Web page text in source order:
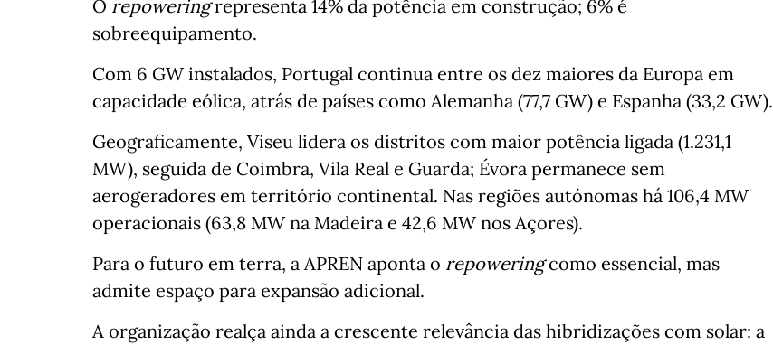
O repoweringrepresenta 14% da potência em construção; 6% é
sobreequipamento.
Com 6 GW instalados, Portugal continua entre os dez maiores da Europa em
capacidade eólica, atrás de países como Alemanha (77,7 GW) e Espanha (33,2 GW).
Geograficamente, Viseu lidera os distritos com maior potência ligada (1.231,1
MW), seguida de Coimbra, Vila Real e Guarda; Évora permanece sem
aerogeradores em território continental. Nas regiões autónomas há 106,4 MW
operacionais (63,8 MW na Madeira e 42,6 MW nos Açores).
Para o futuro em terra, a APREN aponta o repoweringcomo essencial, mas
admite espaço para expansão adicional.
A organização realça ainda a crescente relevância das hibridizações com solar: a